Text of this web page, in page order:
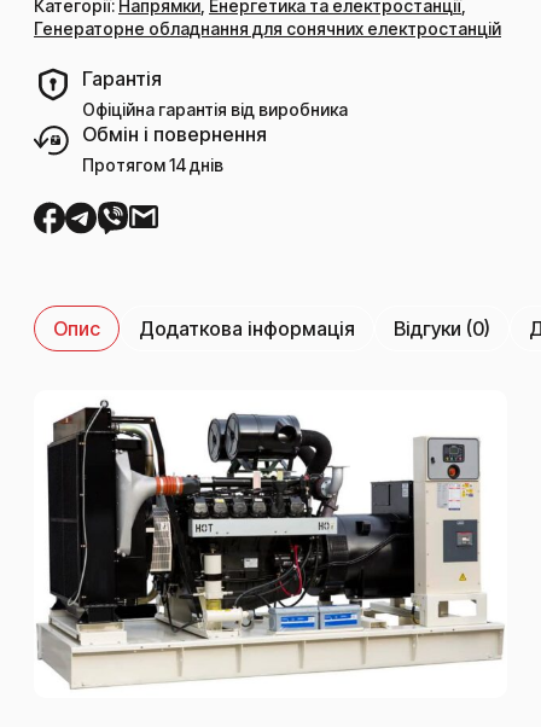
Категорії: Напрямки Енергетика та електростанції,
Генераторне обладнання для сонячних електростанцій
Гарантія
Офіційна гарантія від виробника
Обмін і повернення
Протягом 14 днів
Опис Додаткова інформація Відгуки (0)